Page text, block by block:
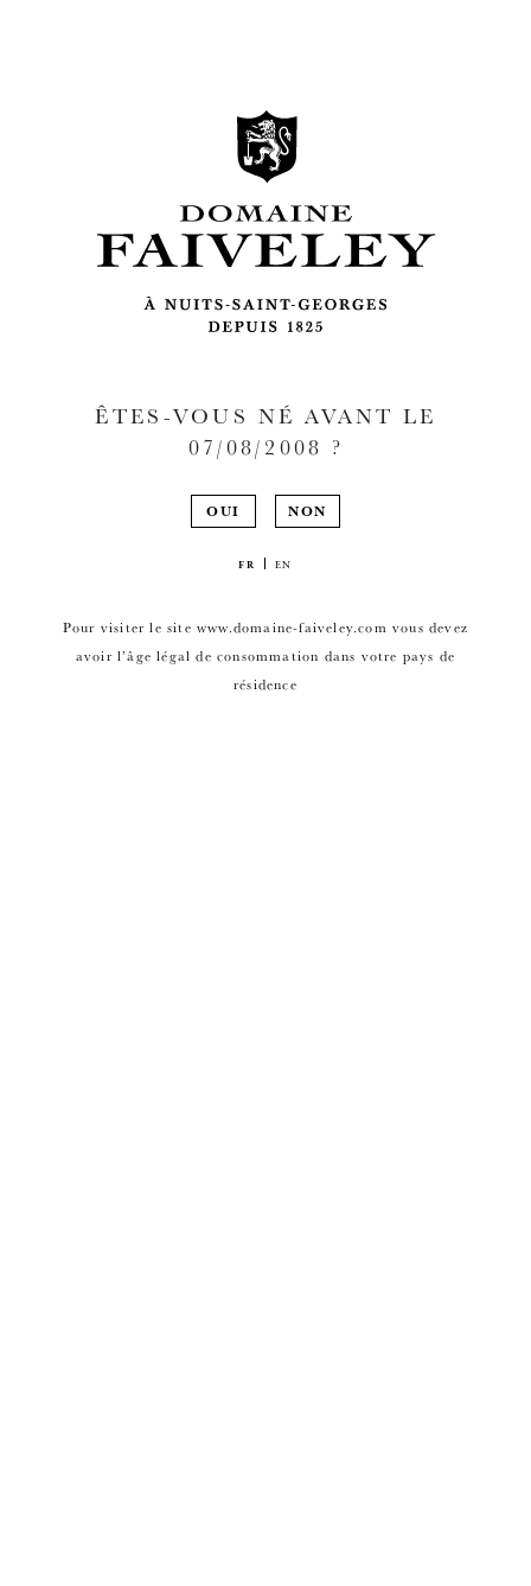
ÊTES-VOUS NÉ AVANT LE
07/08/2008 ?
OUI NON
FR EN
Pour visiter le site www.domaine-faiveley.com vous devez
avoir l’âge légal de consommation dans votre pays de
résidence